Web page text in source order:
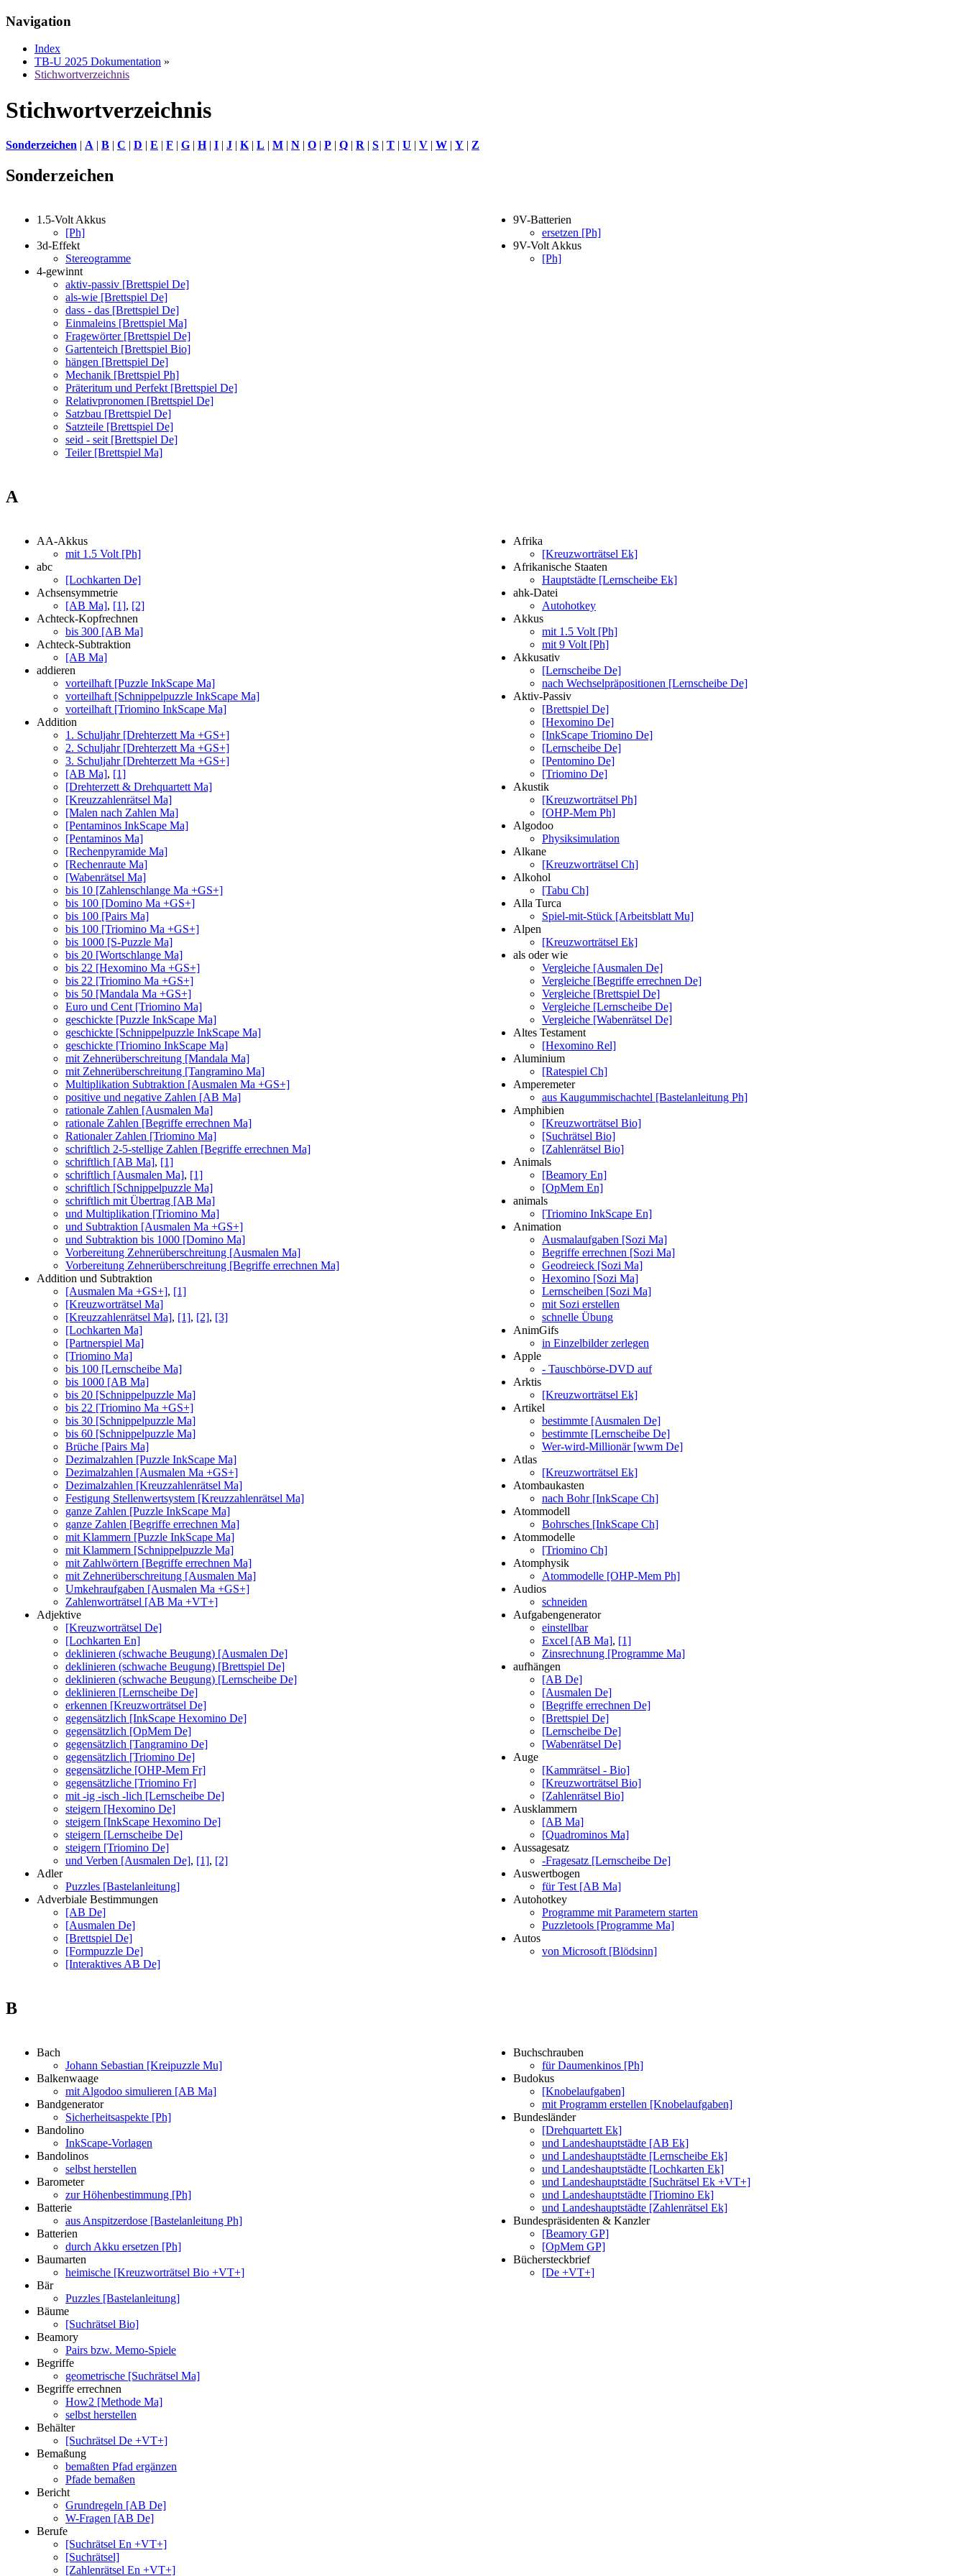
Navigation
Index
TB-U 2025 Dokumentation »
Stichwortverzeichnis
Stichwortverzeichnis
Sonderzeichen | A | B | C | D | E | F | G | H| I | J | K | L | M | N | O | P | Q | R | S | T | U | V | W | Y | Z
Sonderzeichen
1.5-Volt Akkus
[Ph]
3d-Effekt
Stereogramme
4-gewinnt
aktiv-passiv [Brettspiel De]
als-wie [Brettspiel De]
dass - das [Brettspiel De]
Einmaleins [Brettspiel Ma]
Fragewörter [Brettspiel De]
Gartenteich [Brettspiel Bio]
hängen [Brettspiel De]
Mechanik [Brettspiel Ph]
Präteritum und Perfekt [Brettspiel De]
Relativpronomen [Brettspiel De]
Satzbau [Brettspiel De]
Satzteile [Brettspiel De]
seid - seit [Brettspiel De]
Teiler [Brettspiel Ma]
9V-Batterien
ersetzen [Ph]
9V-Volt Akkus
[Ph]
A
AA-Akkus
mit 1.5 Volt [Ph]
abc
[Lochkarten De]
Achsensymmetrie
[AB Ma], [1], [2]
Achteck-Kopfrechnen
bis 300 [AB Ma]
Achteck-Subtraktion
[AB Ma]
addieren
vorteilhaft [Puzzle InkScape Ma]
vorteilhaft [Schnippelpuzzle InkScape Ma]
vorteilhaft [Triomino InkScape Ma]
Addition
1. Schuljahr [Drehterzett Ma +GS+]
2. Schuljahr [Drehterzett Ma +GS+]
3. Schuljahr [Drehterzett Ma +GS+]
[AB Ma], [1]
[Drehterzett & Drehquartett Ma]
[Kreuzzahlenrätsel Ma]
[Malen nach Zahlen Ma]
[Pentaminos InkScape Ma]
[Pentaminos Ma]
[Rechenpyramide Ma]
[Rechenraute Ma]
[Wabenrätsel Ma]
bis 10 [Zahlenschlange Ma +GS+]
bis 100 [Domino Ma +GS+]
bis 100 [Pairs Ma]
bis 100 [Triomino Ma +GS+]
bis 1000 [S-Puzzle Ma]
bis 20 [Wortschlange Ma]
bis 22 [Hexomino Ma +GS+]
bis 22 [Triomino Ma +GS+]
bis 50 [Mandala Ma +GS+]
Euro und Cent [Triomino Ma]
geschickte [Puzzle InkScape Ma]
geschickte [Schnippelpuzzle InkScape Ma]
geschickte [Triomino InkScape Ma]
mit Zehnerüberschreitung [Mandala Ma]
mit Zehnerüberschreitung [Tangramino Ma]
Multiplikation Subtraktion [Ausmalen Ma +GS+]
positive und negative Zahlen [AB Ma]
rationale Zahlen [Ausmalen Ma]
rationale Zahlen [Begriffe errechnen Ma]
Rationaler Zahlen [Triomino Ma]
schriftlich 2-5-stellige Zahlen [Begriffe errechnen Ma]
schriftlich [AB Ma], [1]
schriftlich [Ausmalen Ma], [1]
schriftlich [Schnippelpuzzle Ma]
schriftlich mit Übertrag [AB Ma]
und Multiplikation [Triomino Ma]
und Subtraktion [Ausmalen Ma +GS+]
und Subtraktion bis 1000 [Domino Ma]
Vorbereitung Zehnerüberschreitung [Ausmalen Ma]
Vorbereitung Zehnerüberschreitung [Begriffe errechnen Ma]
Addition und Subtraktion
[Ausmalen Ma +GS+], [1]
[Kreuzworträtsel Ma]
[Kreuzzahlenrätsel Ma], [1], [2], [3]
[Lochkarten Ma]
[Partnerspiel Ma]
[Triomino Ma]
bis 100 [Lernscheibe Ma]
bis 1000 [AB Ma]
bis 20 [Schnippelpuzzle Ma]
bis 22 [Triomino Ma +GS+]
bis 30 [Schnippelpuzzle Ma]
bis 60 [Schnippelpuzzle Ma]
Brüche [Pairs Ma]
Dezimalzahlen [Puzzle InkScape Ma]
Dezimalzahlen [Ausmalen Ma +GS+]
Dezimalzahlen [Kreuzzahlenrätsel Ma]
Festigung Stellenwertsystem [Kreuzzahlenrätsel Ma]
ganze Zahlen [Puzzle InkScape Ma]
ganze Zahlen [Begriffe errechnen Ma]
mit Klammern [Puzzle InkScape Ma]
mit Klammern [Schnippelpuzzle Ma]
mit Zahlwörtern [Begriffe errechnen Ma]
mit Zehnerüberschreitung [Ausmalen Ma]
Umkehraufgaben [Ausmalen Ma +GS+]
Zahlenworträtsel [AB Ma +VT+]
Adjektive
[Kreuzworträtsel De]
[Lochkarten En]
deklinieren (schwache Beugung) [Ausmalen De]
deklinieren (schwache Beugung) [Brettspiel De]
deklinieren (schwache Beugung) [Lernscheibe De]
deklinieren [Lernscheibe De]
erkennen [Kreuzworträtsel De]
gegensätzlich [InkScape Hexomino De]
gegensätzlich [OpMem De]
gegensätzlich [Tangramino De]
gegensätzlich [Triomino De]
gegensätzliche [OHP-Mem Fr]
gegensätzliche [Triomino Fr]
mit -ig -isch -lich [Lernscheibe De]
steigern [Hexomino De]
steigern [InkScape Hexomino De]
steigern [Lernscheibe De]
steigern [Triomino De]
und Verben [Ausmalen De], [1], [2]
Adler
Puzzles [Bastelanleitung]
Adverbiale Bestimmungen
[AB De]
[Ausmalen De]
[Brettspiel De]
[Formpuzzle De]
[Interaktives AB De]
Afrika
[Kreuzworträtsel Ek]
Afrikanische Staaten
Hauptstädte [Lernscheibe Ek]
ahk-Datei
Autohotkey
Akkus
mit 1.5 Volt [Ph]
mit 9 Volt [Ph]
Akkusativ
[Lernscheibe De]
nach Wechselpräpositionen [Lernscheibe De]
Aktiv-Passiv
[Brettspiel De]
[Hexomino De]
[InkScape Triomino De]
[Lernscheibe De]
[Pentomino De]
[Triomino De]
Akustik
[Kreuzworträtsel Ph]
[OHP-Mem Ph]
Algodoo
Physiksimulation
Alkane
[Kreuzworträtsel Ch]
Alkohol
[Tabu Ch]
Alla Turca
Spiel-mit-Stück [Arbeitsblatt Mu]
Alpen
[Kreuzworträtsel Ek]
als oder wie
Vergleiche [Ausmalen De]
Vergleiche [Begriffe errechnen De]
Vergleiche [Brettspiel De]
Vergleiche [Lernscheibe De]
Vergleiche [Wabenrätsel De]
Altes Testament
[Hexomino Rel]
Aluminium
[Ratespiel Ch]
Amperemeter
aus Kaugummischachtel [Bastelanleitung Ph]
Amphibien
[Kreuzworträtsel Bio]
[Suchrätsel Bio]
[Zahlenrätsel Bio]
Animals
[Beamory En]
[OpMem En]
animals
[Triomino InkScape En]
Animation
Ausmalaufgaben [Sozi Ma]
Begriffe errechnen [Sozi Ma]
Geodreieck [Sozi Ma]
Hexomino [Sozi Ma]
Lernscheiben [Sozi Ma]
mit Sozi erstellen
schnelle Übung
AnimGifs
in Einzelbilder zerlegen
Apple
- Tauschbörse-DVD auf
Arktis
[Kreuzworträtsel Ek]
Artikel
bestimmte [Ausmalen De]
bestimmte [Lernscheibe De]
Wer-wird-Millionär [wwm De]
Atlas
[Kreuzworträtsel Ek]
Atombaukasten
nach Bohr [InkScape Ch]
Atommodell
Bohrsches [InkScape Ch]
Atommodelle
[Triomino Ch]
Atomphysik
Atommodelle [OHP-Mem Ph]
Audios
schneiden
Aufgabengenerator
einstellbar
Excel [AB Ma], [1]
Zinsrechnung [Programme Ma]
aufhängen
[AB De]
[Ausmalen De]
[Begriffe errechnen De]
[Brettspiel De]
[Lernscheibe De]
[Wabenrätsel De]
Auge
[Kammrätsel - Bio]
[Kreuzworträtsel Bio]
[Zahlenrätsel Bio]
Ausklammern
[AB Ma]
[Quadrominos Ma]
Aussagesatz
-Fragesatz [Lernscheibe De]
Auswertbogen
für Test [AB Ma]
Autohotkey
Programme mit Parametern starten
Puzzletools [Programme Ma]
Autos
von Microsoft [Blödsinn]
B
Bach
Johann Sebastian [Kreipuzzle Mu]
Balkenwaage
mit Algodoo simulieren [AB Ma]
Bandgenerator
Sicherheitsaspekte [Ph]
Bandolino
InkScape-Vorlagen
Bandolinos
selbst herstellen
Barometer
zur Höhenbestimmung [Ph]
Batterie
aus Anspitzerdose [Bastelanleitung Ph]
Batterien
durch Akku ersetzen [Ph]
Baumarten
heimische [Kreuzworträtsel Bio +VT+]
Bär
Puzzles [Bastelanleitung]
Bäume
[Suchrätsel Bio]
Beamory
Pairs bzw. Memo-Spiele
Begriffe
geometrische [Suchrätsel Ma]
Begriffe errechnen
How2 [Methode Ma]
selbst herstellen
Behälter
[Suchrätsel De +VT+]
Bemaßung
bemaßten Pfad ergänzen
Pfade bemaßen
Bericht
Grundregeln [AB De]
W-Fragen [AB De]
Berufe
[Suchrätsel En +VT+]
[Suchrätsel]
[Zahlenrätsel En +VT+]
Buchschrauben
für Daumenkinos [Ph]
Budokus
[Knobelaufgaben]
mit Programm erstellen [Knobelaufgaben]
Bundesländer
[Drehquartett Ek]
und Landeshauptstädte [AB Ek]
und Landeshauptstädte [Lernscheibe Ek]
und Landeshauptstädte [Lochkarten Ek]
und Landeshauptstädte [Suchrätsel Ek +VT+]
und Landeshauptstädte [Triomino Ek]
und Landeshauptstädte [Zahlenrätsel Ek]
Bundespräsidenten & Kanzler
[Beamory GP]
[OpMem GP]
Büchersteckbrief
[De +VT+]